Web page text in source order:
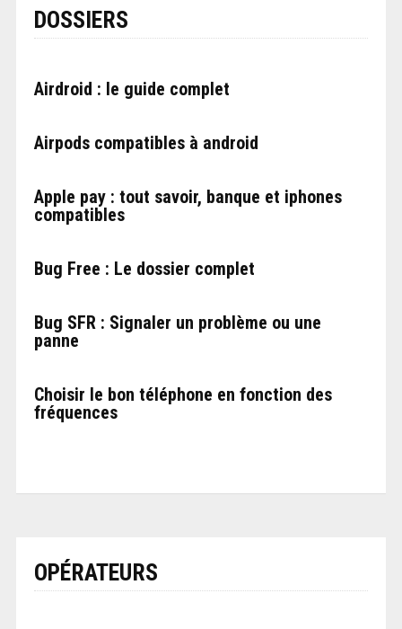
DOSSIERS
Airdroid : le guide complet
Airpods compatibles à android
Apple pay : tout savoir, banque et iphones
compatibles
Bug Free : Le dossier complet
Bug SFR : Signaler un problème ou une
panne
Choisir le bon téléphone en fonction des
fréquences
OPÉRATEURS